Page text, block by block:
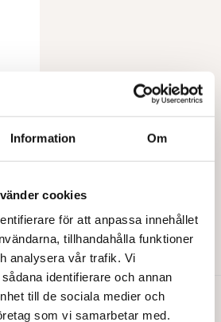
Information Om
cookies
för att anpassa innehållet
tillhandahålla funktioner
analysera vår trafik. Vi
identifierare och annan
till de sociala medier och
som vi samarbetar med.
väljas
på